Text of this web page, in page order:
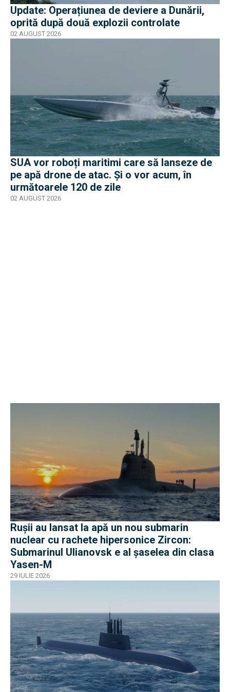
Update: Operațiunea de deviere a Dunării,
oprită după două explozii controlate
02 AUGUST 2026
SUA vor roboți maritimi care să lanseze de
pe apă drone de atac. Și o vor acum, în
următoarele 120 de zile
02 AUGUST 2026
Rușii au lansat la apă un nou submarin
nuclear cu rachete hipersonice Zircon:
Submarinul Ulianovsk e al șaselea din clasa
Yasen-M
29 IULIE 2026